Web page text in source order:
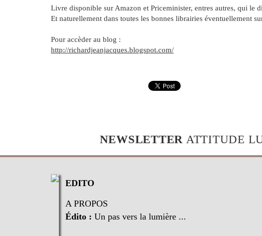
Livre disponible sur Amazon et Priceminister, entres autres, qui le
Et naturellement dans toutes les bonnes librairies éventuellement
Pour accèder au blog :
http://richardjeanjacques.blogspot.com/
NEWSLETTER ATTITUDE
EDITO
A PROPOS
Édito : Un pas vers la lumière ...